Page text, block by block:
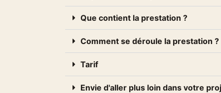
Que contient la prestation ?
Comment se déroule la prestation ?
Tarif
Envie d'aller plus loin dans votre